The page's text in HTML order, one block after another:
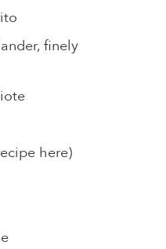
finely
here)